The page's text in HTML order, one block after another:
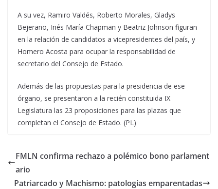
A su vez, Ramiro Valdés, Roberto Morales, Gladys
Bejerano, Inés María Chapman y Beatriz Johnson figuran
en la relación de candidatos a vicepresidentes del país, y
Homero Acosta para ocupar la responsabilidad de
secretario del Consejo de Estado.
Además de las propuestas para la presidencia de ese
órgano, se presentaron a la recién constituida IX
Legislatura las 23 proposiciones para las plazas que
completan el Consejo de Estado. (PL)
FMLN confirma rechazo a polémico bono parlament
ario
Patriarcado y Machismo: patologías emparentadas